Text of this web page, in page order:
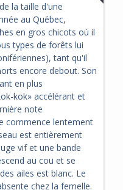
la taille d'une
au Québec,
en gros chicots où il
types de forêts lui
tant qu'il
encore debout. Son
en plus
kok» accélérant et
note
commence lentement
est entièrement
vif et une bande
au cou et se
ailes est blanc. Le
chez la femelle.